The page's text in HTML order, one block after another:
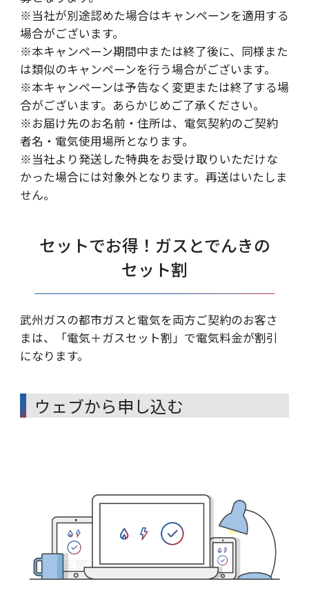
※当社が別途認めた場合はキャンペーンを適用する
場合がございます。
※本キャンペーン期間中または終了後に、同様また
は類似のキャンペーンを行う場合がございます。
※本キャンペーンは予告なく変更または終了する場
合がございます。あらかじめご了承ください。
※お届け先のお名前・住所は、電気契約のご契約
者名・電気使用場所となります。
※当社より発送した特典をお受け取りいただけな
かった場合には対象外となります。再送はいたしま
せん。
セットでお得！ガスとでんきの
セット割
武州ガスの都市ガスと電気を両方ご契約のお客さ
まは、「電気＋ガスセット割」で電気料金が割引
になります。
ウェブから申し込む